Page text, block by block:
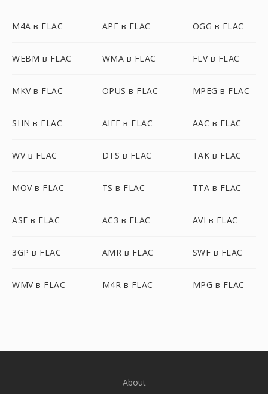
M4A в FLAC APE в FLAC OGG в FLAC
WEBM в FLAC WMA в FLAC FLV в FLAC
MKV в FLAC OPUS в FLAC MPEG в FLAC
SHN в FLAC AIFF в FLAC AAC в FLAC
WV в FLAC DTS в FLAC TAK в FLAC
MOV в FLAC TS в FLAC TTA в FLAC
ASF в FLAC AC3 в FLAC AVI в FLAC
3GP в FLAC AMR в FLAC SWF в FLAC
WMV в FLAC M4R в FLAC MPG в FLAC
About